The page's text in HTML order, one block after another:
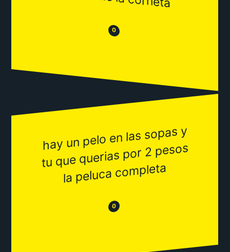
😒 0 😂
hay un pelo en las sopas y
tu que querias por 2 pesos
la peluca co
mpleta
😒 0 😂